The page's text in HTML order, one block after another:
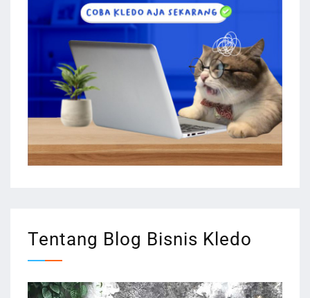
Tentang Blog Bisnis Kledo